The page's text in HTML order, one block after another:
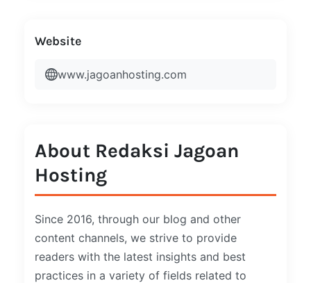
About Redaksi Jagoan
Hosting
Since 2016, through our blog and other
content channels, we strive to provide
readers with the latest insights and best
practices in a variety of fields related to
Website
www.jagoanhosting.com